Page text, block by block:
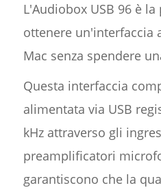
L'Audiobox USB 96 è
ottenere un'interfaccia
Mac senza spendere
Questa interfaccia
alimentata via USB
kHz attraverso gli
preamplificatori
garantiscono che la